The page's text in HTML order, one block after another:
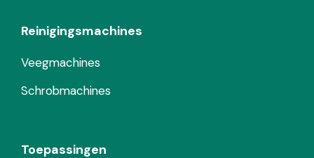
Reinigingsmachines
Veegmachines
Schrobmachines
Toepassingen